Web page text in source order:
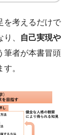
を考えるだけで
り、
自己実現や
筆者が本書冒頭
。